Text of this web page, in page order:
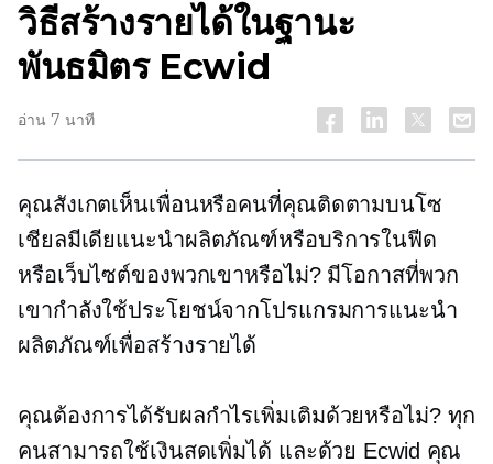
วิธีสร้างรายได้ในฐานะ
พันธมิตร Ecwid
อ่าน 7 นาที
คุณสังเกตเห็นเพื่อนหรือคนที่คุณติดตามบนโซ
เชียลมีเดียแนะนำผลิตภัณฑ์หรือบริการในฟีด
หรือเว็บไซต์ของพวกเขาหรือไม่? มีโอกาสที่พวก
เขากำลังใช้ประโยชน์จากโปรแกรมการแนะนำ
ผลิตภัณฑ์เพื่อสร้างรายได้
คุณต้องการได้รับผลกำไรเพิ่มเติมด้วยหรือไม่? ทุก
คนสามารถใช้เงินสดเพิ่มได้ และด้วย Ecwid คุณ